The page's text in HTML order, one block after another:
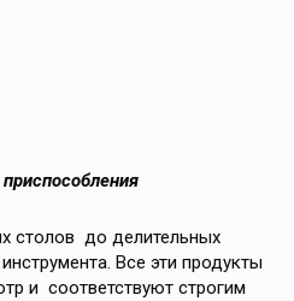
столов до делительных
Все эти продукты
и соответствуют строгим